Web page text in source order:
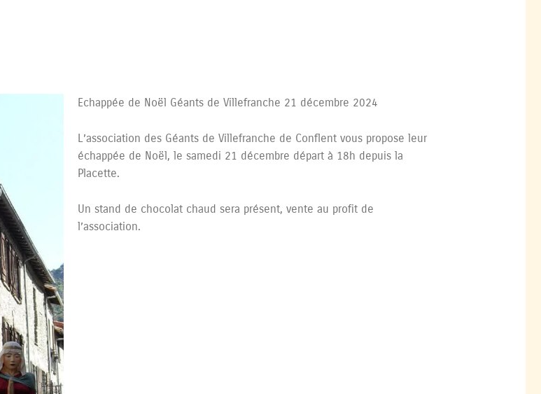
Echappée de Noël Géants de Villefranche 21 décembre 2024
L’association des Géants de Villefranche de Conflent vous propose leur
échappée de Noël, le samedi 21 décembre départ à 18h depuis la
Placette.
Un stand de chocolat chaud sera présent, vente au profit de
l’association.